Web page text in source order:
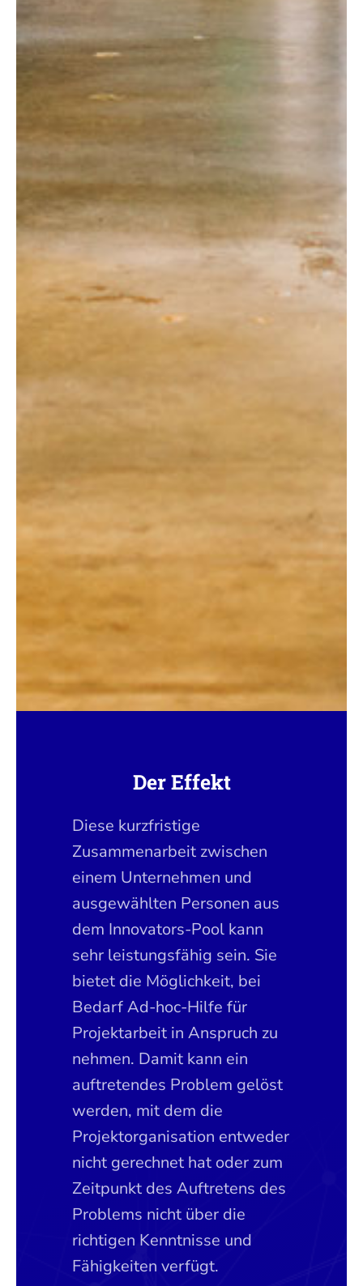
Der Effekt
Diese kurzfristige
Zusammenarbeit zwischen
einem Unternehmen und
ausgewählten Personen aus
dem Innovators-Pool kann
sehr leistungsfähig sein. Sie
bietet die Möglichkeit, bei
Bedarf Ad-hoc-Hilfe für
Projektarbeit in Anspruch zu
nehmen. Damit kann ein
auftretendes Problem gelöst
werden, mit dem die
Projektorganisation entweder
nicht gerechnet hat oder zum
Zeitpunkt des Auftretens des
Problems nicht über die
richtigen Kenntnisse und
Fähigkeiten verfügt.